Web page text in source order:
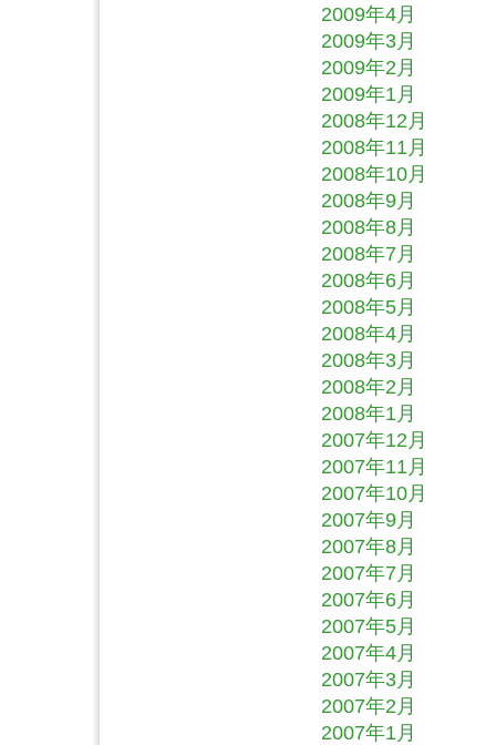
2009年4月
2009年3月
2009年2月
2009年1月
2008年12月
2008年11月
2008年10月
2008年9月
2008年8月
2008年7月
2008年6月
2008年5月
2008年4月
2008年3月
2008年2月
2008年1月
2007年12月
2007年11月
2007年10月
2007年9月
2007年8月
2007年7月
2007年6月
2007年5月
2007年4月
2007年3月
2007年2月
2007年1月